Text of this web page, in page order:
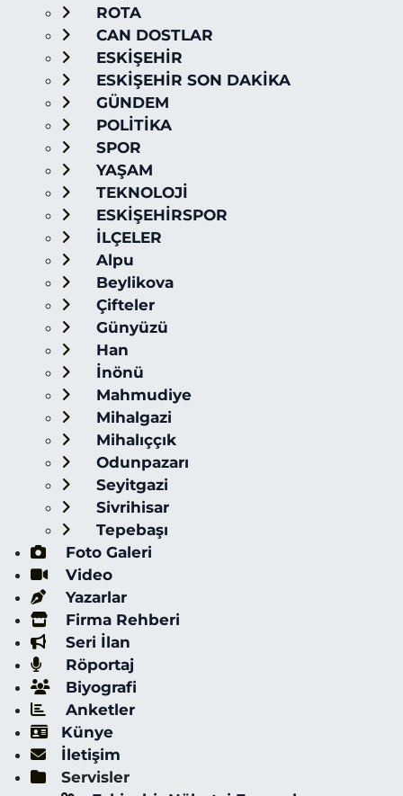
ROTA
CAN DOSTLAR
ESKİŞEHİR
ESKİŞEHİR SON DAKİKA
GÜNDEM
POLİTİKA
SPOR
YAŞAM
TEKNOLOJİ
ESKİŞEHİRSPOR
İLÇELER
Alpu
Beylikova
Çifteler
Günyüzü
Han
İnönü
Mahmudiye
Mihalgazi
Mihalıççık
Odunpazarı
Seyitgazi
Sivrihisar
Tepebaşı
Foto Galeri
Video
Yazarlar
Firma Rehberi
Seri İlan
Röportaj
Biyografi
Anketler
Künye
İletişim
Servisler